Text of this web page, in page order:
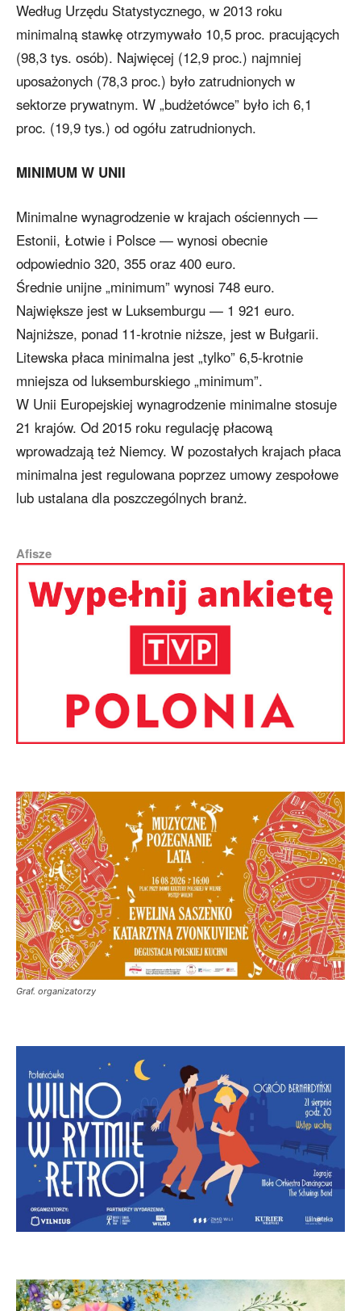
Według Urzędu Statystycznego, w 2013 roku
minimalną stawkę otrzymywało 10,5 proc. pracujących
(98,3 tys. osób). Najwięcej (12,9 proc.) najmniej
uposażonych (78,3 proc.) było zatrudnionych w
sektorze prywatnym. W „budżetówce” było ich 6,1
proc. (19,9 tys.) od ogółu zatrudnionych.
MINIMUM W UNII
Minimalne wynagrodzenie w krajach ościennych —
Estonii, Łotwie i Polsce — wynosi obecnie
odpowiednio 320, 355 oraz 400 euro.
Średnie unijne „minimum” wynosi 748 euro.
Największe jest w Luksemburgu — 1 921 euro.
Najniższe, ponad 11-krotnie niższe, jest w Bułgarii.
Litewska płaca minimalna jest „tylko” 6,5-krotnie
mniejsza od luksemburskiego „minimum”.
W Unii Europejskiej wynagrodzenie minimalne stosuje
21 krajów. Od 2015 roku regulację płacową
wprowadzają też Niemcy. W pozostałych krajach płaca
minimalna jest regulowana poprzez umowy zespołowe
lub ustalana dla poszczególnych branż.
Afisze
Graf. organizatorzy